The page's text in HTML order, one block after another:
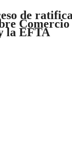
de
Comercio
la EFTA